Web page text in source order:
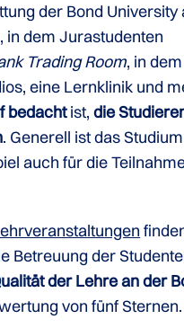
der Bond University
in dem Jurastudenten
Trading Room, in
eine Lernklinik und
bedachtist,die
. Generell ist das
auch für die
der
der Lehre an der
von fünf